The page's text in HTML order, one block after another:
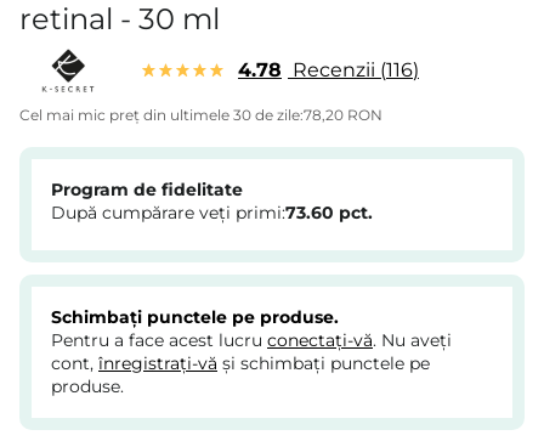
retinal - 30 ml
4.78 Recenzii 116
Cel mai mic preț din ultimele 30 de zile:78,20 RON
Program de fidelitate
După cumpărare veți primi:73.60 pct.
Schimbați punctele pe produse.
Pentru a face acest lucru conectați-vă. Nu aveți
cont, înregistrați-vă și schimbați punctele pe
produse.